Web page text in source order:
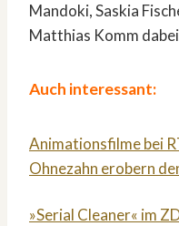
Mandoki, Saskia
Matthias Komm
Auch interessant:
Animationsfilme bei
Ohnezahn erobern
»Serial Cleaner« im